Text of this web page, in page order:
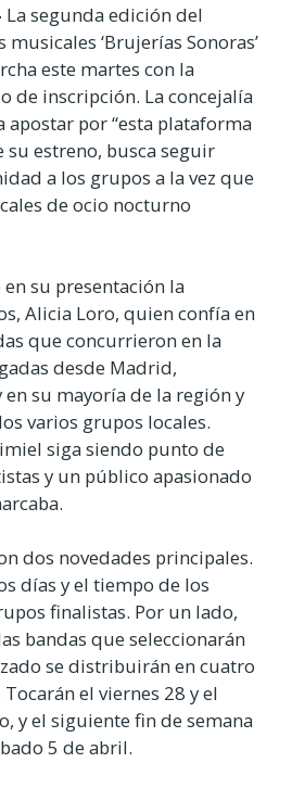
La segunda edición del
‘Brujerías Sonoras’
este martes con la
de inscripción. La concejalía
apostar por “esta plataforma
estreno, busca seguir
a los grupos a la vez que
de ocio nocturno
su presentación la
Alicia Loro, quien confía en
que concurrieron en la
desde Madrid,
su mayoría de la región y
varios grupos locales.
siga siendo punto de
y un público apasionado
dos novedades principales.
días y el tiempo de los
finalistas. Por un lado,
bandas que seleccionarán
se distribuirán en cuatro
el viernes 28 y el
y el siguiente fin de semana
5 de abril.